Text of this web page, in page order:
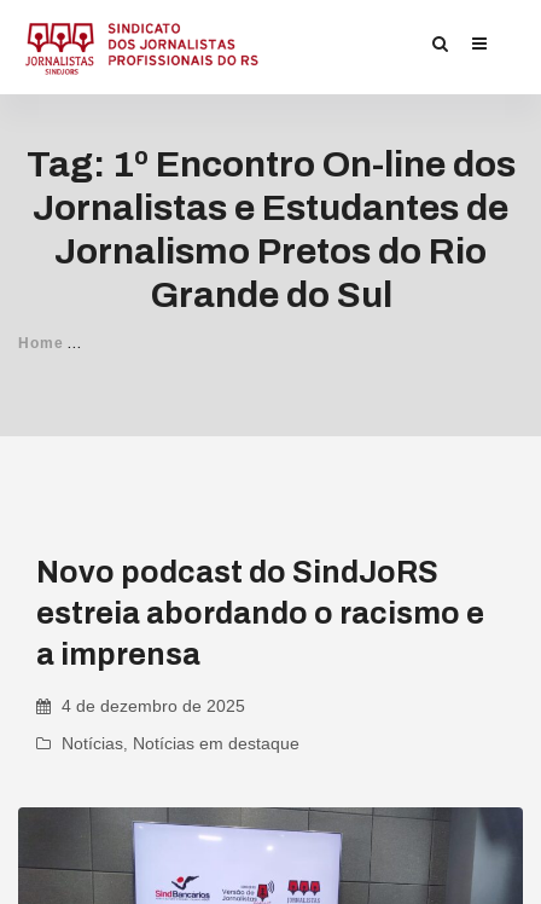
Tag: 1º Encontro On-line dos
Jornalistas e Estudantes de
Jornalismo Pretos do Rio
Grande do Sul
Home Posts Tagged
Novo podcast do SindJoRS
estreia abordando o racismo e
a imprensa
4 de dezembro de 2025
Notícias, Notícias em destaque